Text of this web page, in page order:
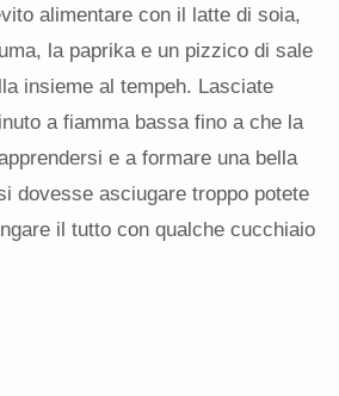
alimentare con il latte di soia,
la paprika e un pizzico di sale
insieme al tempeh. Lasciate
a fiamma bassa fino a che la
e a formare una bella
dovesse asciugare troppo potete
il tutto con qualche cucchiaio